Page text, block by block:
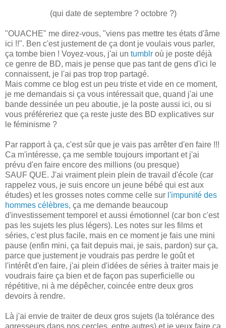
(qui date de septembre ? octobre ?)
"OUACHE" me direz-vous, "viens pas mettre tes états d'âme
ici !!". Ben c'est justement de ça dont je voulais vous parler,
ça tombe bien ! Voyez-vous, j'ai un tumblr où je poste déjà
ce genre de BD, mais je pense que pas tant de gens d'ici le
connaissent, je l'ai pas trop trop partagé.
Mais comme ce blog est un peu triste et vide en ce moment,
je me demandais si ça vous intéressait que, quand j'ai une
bande dessinée un peu aboutie, je la poste aussi ici, ou si
vous préféreriez que ça reste juste des BD explicatives sur
le féminisme ?
Par rapport à ça, c'est sûr que je vais pas arrêter d'en faire !!!
Ca m'intéresse, ça me semble toujours important et j'ai
prévu d'en faire encore des millions (ou presque)
SAUF QUE. J'ai vraiment plein plein de travail d'école (car
rappelez vous, je suis encore un jeune bébé qui est aux
études) et les grosses notes comme celle sur l'impunité des
hommes célèbres, ça me demande beaucoup
d'investissement temporel et aussi émotionnel (car bon c'est
pas les sujets les plus légers). Les notes sur les films et
séries, c'est plus facile, mais en ce moment je fais une mini
pause (enfin mini, ça fait depuis mai, je sais, pardon) sur ça,
parce que justement je voudrais pas perdre le goût et
l'intérêt d'en faire, j'ai plein d'idées de séries à traiter mais je
voudrais faire ça bien et de façon pas superficielle ou
répétitive, ni à me dépêcher, coincée entre deux gros
devoirs à rendre.
Là j'ai envie de traiter de deux gros sujets (la tolérance des
agresseurs dans nos cercles, entre autres) et je veux faire ça